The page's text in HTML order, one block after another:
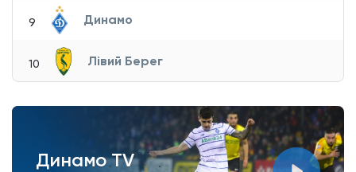
9 Динамо
10 Лівий Берег
Динамо TV